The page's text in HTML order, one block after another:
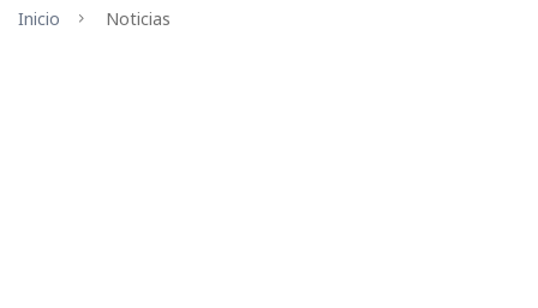
Inicio
Noticias